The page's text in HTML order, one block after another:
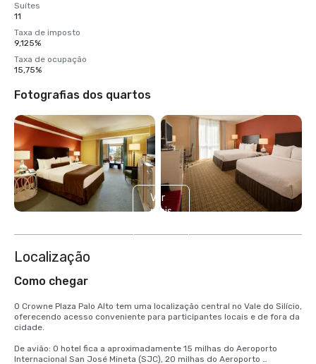
Suítes
11
Taxa de imposto
9,125%
Taxa de ocupação
15,75%
Fotografias dos quartos
Ver
mais
Localização
Como chegar
O Crowne Plaza Palo Alto tem uma localização central no Vale do Silício,
oferecendo acesso conveniente para participantes locais e de fora da
cidade.
De avião: O hotel fica a aproximadamente 15 milhas do Aeroporto
Internacional San José Mineta (SJC), 20 milhas do Aeroporto